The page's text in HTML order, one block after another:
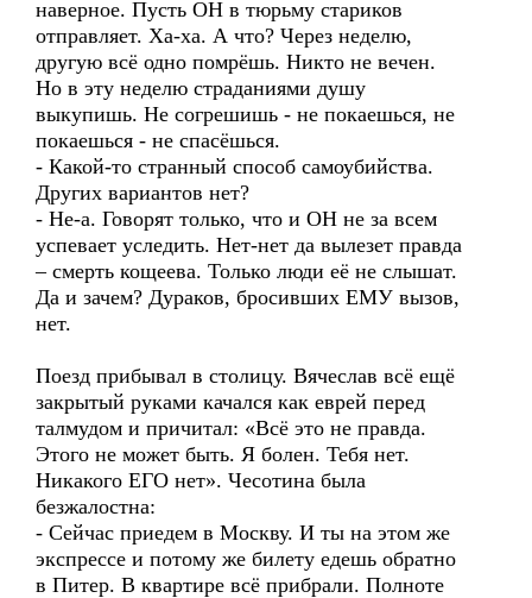
наверное. Пусть ОН в тюрьму стариков
отправляет. Ха-ха. А что? Через неделю,
другую всё одно помрёшь. Никто не вечен.
Но в эту неделю страданиями душу
выкупишь. Не согрешишь - не покаешься, не
покаешься - не спасёшься.
- Какой-то странный способ самоубийства.
Других вариантов нет?
- Не-а. Говорят только, что и ОН не за всем
успевает уследить. Нет-нет да вылезет правда
– смерть кощеева. Только люди её не слышат.
Да и зачем? Дураков, бросивших ЕМУ вызов,
нет.
Поезд прибывал в столицу. Вячеслав всё ещё
закрытый руками качался как еврей перед
талмудом и причитал: «Всё это не правда.
Этого не может быть. Я болен. Тебя нет.
Никакого ЕГО нет». Чесотина была
безжалостна:
- Сейчас приедем в Москву. И ты на этом же
экспрессе и потому же билету едешь обратно
в Питер. В квартире всё прибрали. Полноте